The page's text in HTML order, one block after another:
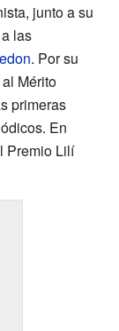
junto a su
las
. Por su
Mérito
primeras
En
Premio Lilí